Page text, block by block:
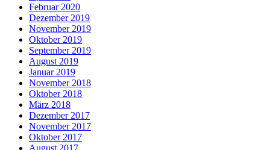
Februar 2020
Dezember 2019
November 2019
Oktober 2019
September 2019
August 2019
Januar 2019
November 2018
Oktober 2018
März 2018
Dezember 2017
November 2017
Oktober 2017
August 2017